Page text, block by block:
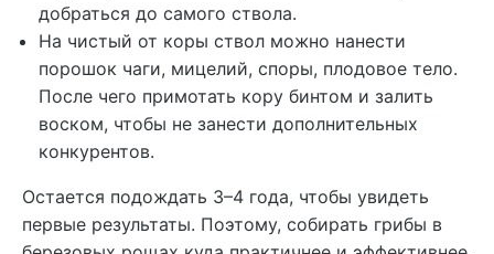
добраться до самого ствола.
На чистый от коры ствол можно нанести
порошок чаги, мицелий, споры, плодовое тело.
После чего примотать кору бинтом и залить
воском, чтобы не занести дополнительных
конкурентов.
Остается подождать 3–4 года, чтобы увидеть
первые результаты. Поэтому, собирать грибы в